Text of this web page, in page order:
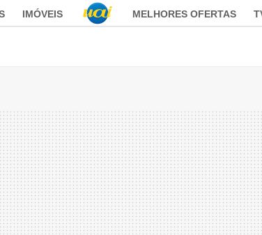
IMÓVEIS MELHORES OFERTAS